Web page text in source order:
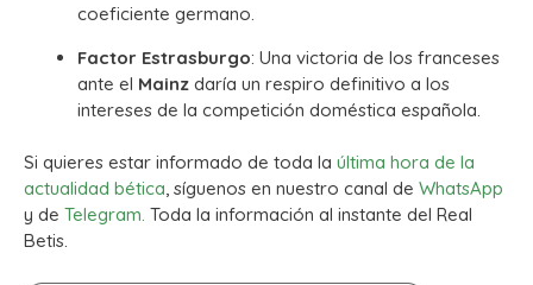
coeficiente germano.
Factor Estrasburgo: Una victoria de los franceses
ante el Mainz daría un respiro definitivo a los
intereses de la competición doméstica española.
Si quieres estar informado de toda la última hora de la
actualidad bética, síguenos en nuestro canal de WhatsApp
y de Telegram. Toda la información al instante del Real
Betis.